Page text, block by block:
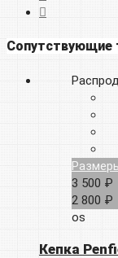
Сопутствующие
3 500 ₽
2 800 ₽
os
Кепка